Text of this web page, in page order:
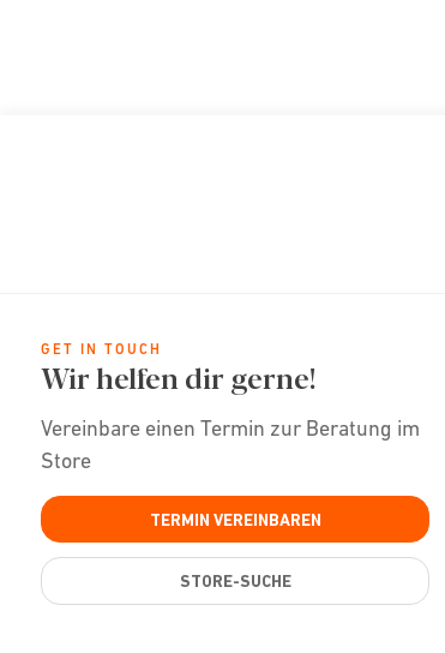
GET IN TOUCH
Wir helfen dir gerne!
Vereinbare einen Termin zur Beratung im
Store
TERMIN VEREINBAREN
STORE-SUCHE